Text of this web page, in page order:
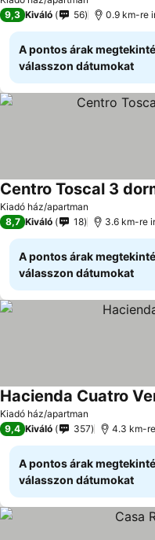
9,3 Kiváló 56 0.9 km-re
A pontos árak
válasszon dátumokat
Kiadó ház/apartman
Centro Toscal 3
8,7 Kiváló 18 3.6 km-re
A pontos árak
válasszon dátumokat
Kiadó ház/apartman
Hacienda Cuatro
9,4 Kiváló 357 4.3 km-
A pontos árak
válasszon dátumokat